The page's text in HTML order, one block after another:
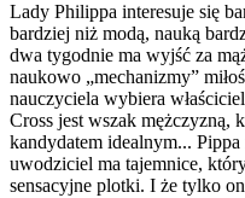
Lady Philippa interesuje się
bardziej niż modą, nauką
dwa tygodnie ma wyjść za
naukowo „mechanizmy”
nauczyciela wybiera
Cross jest wszak mężczyzną,
kandydatem idealnym...
uwodziciel ma tajemnice,
sensacyjne plotki. I że tylko